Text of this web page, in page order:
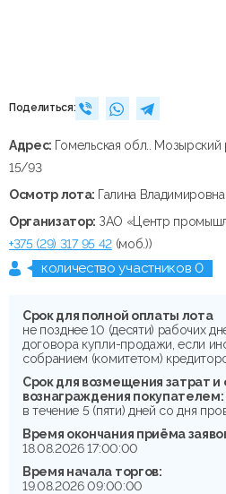
Поделиться:
Адрес: Гомельская обл..
15/93
Осмотр лота: Галина
Организатор: ЗАО «Центр
+375 (29) 317 95 42(моб.))
количество участников 0
Срок для полной оплаты лота
не позднее 10 (десяти) рабочих
договора купли-продажи, если
собранием (комитетом)
Срок для возмещения затрат и
вознаграждения покупателем:
в течение 5 (пяти) дней со дня
Время окончания приёма
18.08.2026 17:00:00
Время начала торгов:
19.08.2026 09:00:00